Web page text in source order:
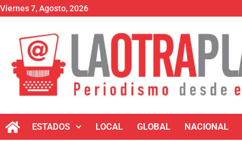
Viernes 7, Agosto, 2026
ESTADOS LOCAL GLOBAL NACIONAL